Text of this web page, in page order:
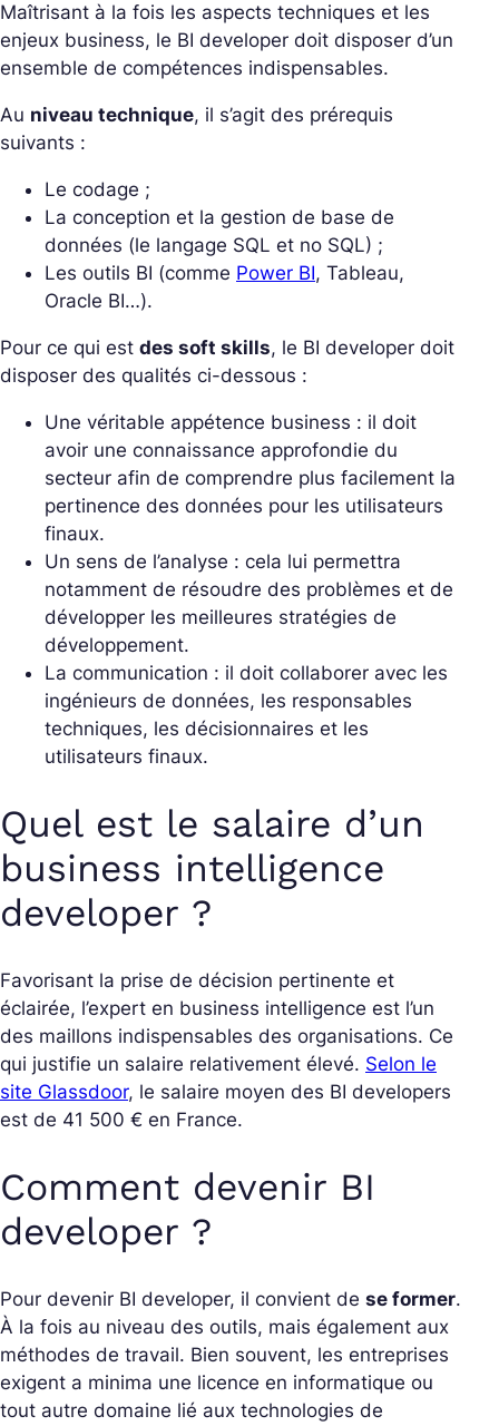
Maîtrisant à la fois les aspects techniques et les
enjeux business, le BI developer doit disposer d’un
ensemble de compétences indispensables.
Au niveau technique, il s’agit des prérequis
suivants :
Le codage ;
La conception et la gestion de base de
données (le langage SQL et no SQL) ;
Les outils BI (comme Power BI, Tableau,
Oracle BI…).
Pour ce qui est des soft skills, le BI developer doit
disposer des qualités ci-dessous :
Une véritable appétence business : il doit
avoir une connaissance approfondie du
secteur afin de comprendre plus facilement la
pertinence des données pour les utilisateurs
finaux.
Un sens de l’analyse : cela lui permettra
notamment de résoudre des problèmes et de
développer les meilleures stratégies de
développement.
La communication : il doit collaborer avec les
ingénieurs de données, les responsables
techniques, les décisionnaires et les
utilisateurs finaux.
Quel est le salaire d’un
business intelligence
developer ?
Favorisant la prise de décision pertinente et
éclairée, l’expert en business intelligence est l’un
des maillons indispensables des organisations. Ce
qui justifie un salaire relativement élevé. Selon le
site Glassdoor, le salaire moyen des BI developers
est de 41 500 € en France.
Comment devenir BI
developer ?
Pour devenir BI developer, il convient de se former.
À la fois au niveau des outils, mais également aux
méthodes de travail. Bien souvent, les entreprises
exigent a minima une licence en informatique ou
tout autre domaine lié aux technologies de